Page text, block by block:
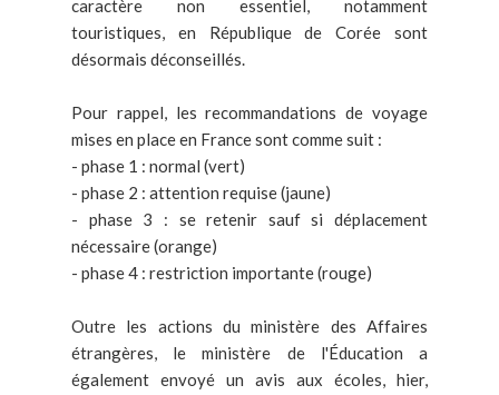
caractère non essentiel, notamment
touristiques, en République de Corée sont
désormais déconseillés.
Pour rappel, les recommandations de voyage
mises en place en France sont comme suit :
- phase 1 : normal (vert)
- phase 2 : attention requise (jaune)
- phase 3 : se retenir sauf si déplacement
nécessaire (orange)
- phase 4 : restriction importante (rouge)
Outre les actions du ministère des Affaires
étrangères, le ministère de l'Éducation a
également envoyé un avis aux écoles, hier,